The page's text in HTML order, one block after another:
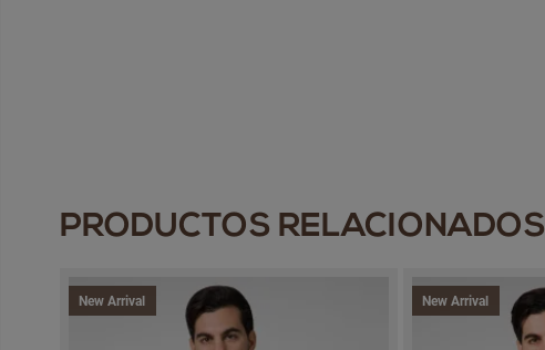
PRODUCTOS RELACIONADOS
New Arrival New Arrival